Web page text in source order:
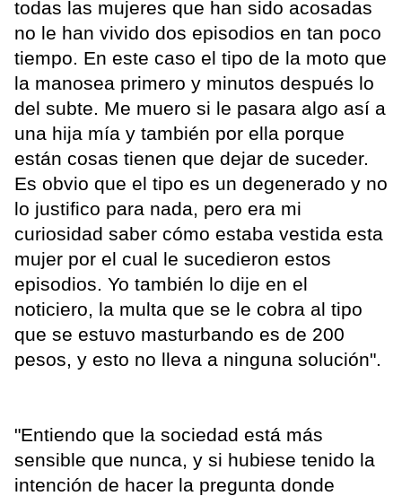
todas las mujeres que han sido acosadas
no le han vivido dos episodios en tan poco
tiempo. En este caso el tipo de la moto que
la manosea primero y minutos después lo
del subte. Me muero si le pasara algo así a
una hija mía y también por ella porque
están cosas tienen que dejar de suceder.
Es obvio que el tipo es un degenerado y no
lo justifico para nada, pero era mi
curiosidad saber cómo estaba vestida esta
mujer por el cual le sucedieron estos
episodios. Yo también lo dije en el
noticiero, la multa que se le cobra al tipo
que se estuvo masturbando es de 200
pesos, y esto no lleva a ninguna solución".
"Entiendo que la sociedad está más
sensible que nunca, y si hubiese tenido la
intención de hacer la pregunta donde